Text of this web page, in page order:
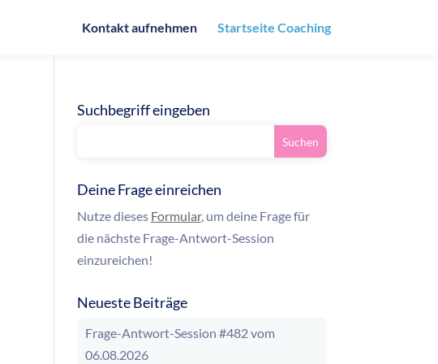
Kontakt aufnehmen Startseite Coaching
Suchbegriff eingeben
Deine Frage einreichen
Nutze dieses Formular, um deine Frage für
die nächste Frage-Antwort-Session
einzureichen!
Neueste Beiträge
Frage-Antwort-Session #482 vom
06.08.2026